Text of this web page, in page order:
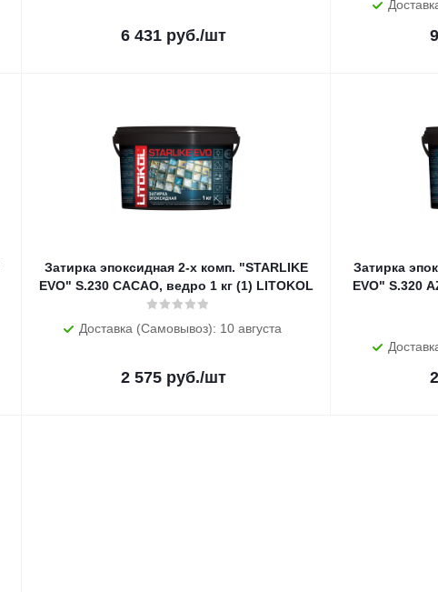
6 431руб./шт
Затирка эпоксидная 2-х комп. "STARLIKE
EVO" S.230 CACAO, ведро 1 кг (1) LITOKOL
Доставка (Самовывоз): 10 августа
2 575руб./шт
Затирка
EVO" S.320